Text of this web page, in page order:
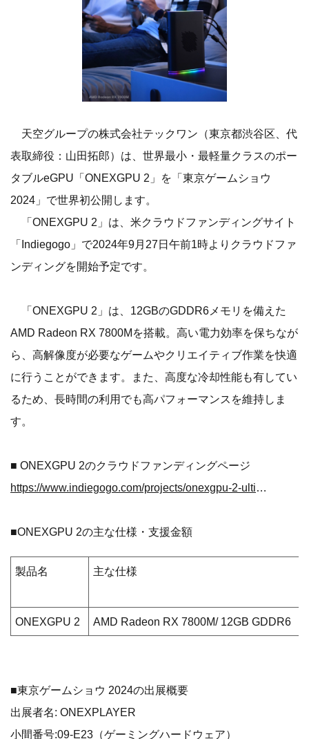
天空グループの株式会社テックワン（東京都渋谷区、代
表取締役：山田拓郎）は、世界最小・最軽量クラスのポー
タブルeGPU「ONEXGPU 2」を「東京ゲームショウ
2024」で世界初公開します。
「ONEXGPU 2」は、米クラウドファンディングサイト
「Indiegogo」で2024年9月27日午前1時よりクラウドファ
ンディングを開始予定です。
「ONEXGPU 2」は、12GBのGDDR6メモリを備えた
AMD Radeon RX 7800Mを搭載。高い電力効率を保ちなが
ら、高解像度が必要なゲームやクリエイティブ作業を快適
に行うことができます。また、高度な冷却性能も有してい
るため、長時間の利用でも高パフォーマンスを維持しま
す。
■ ONEXGPU 2のクラウドファンディングページ
https://www.indiegogo.com/projects/onexgpu-2-ultimate-egpu-with-amd-radeon-rx-7800m
■ONEXGPU 2の主な仕様・支援金額
製品名 主な仕様
ONEXGPU 2 AMD Radeon RX 7800M/ 12GB GDDR6
■東京ゲームショウ 2024の出展概要
出展者名: ONEXPLAYER
小間番号:09-E23（ゲーミングハードウェア）